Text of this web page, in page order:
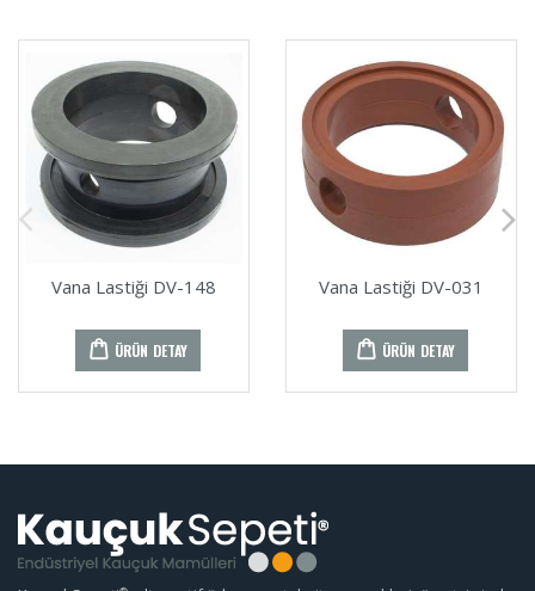
Vana Lastiği DV-148
ÜRÜN DETAY
Vana Lastiği DV-031
ÜRÜN DETAY